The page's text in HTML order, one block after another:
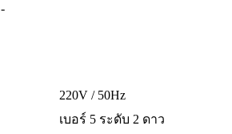
-
220V / 50Hz
เบอร์ 5 ระดับ 2 ดาว